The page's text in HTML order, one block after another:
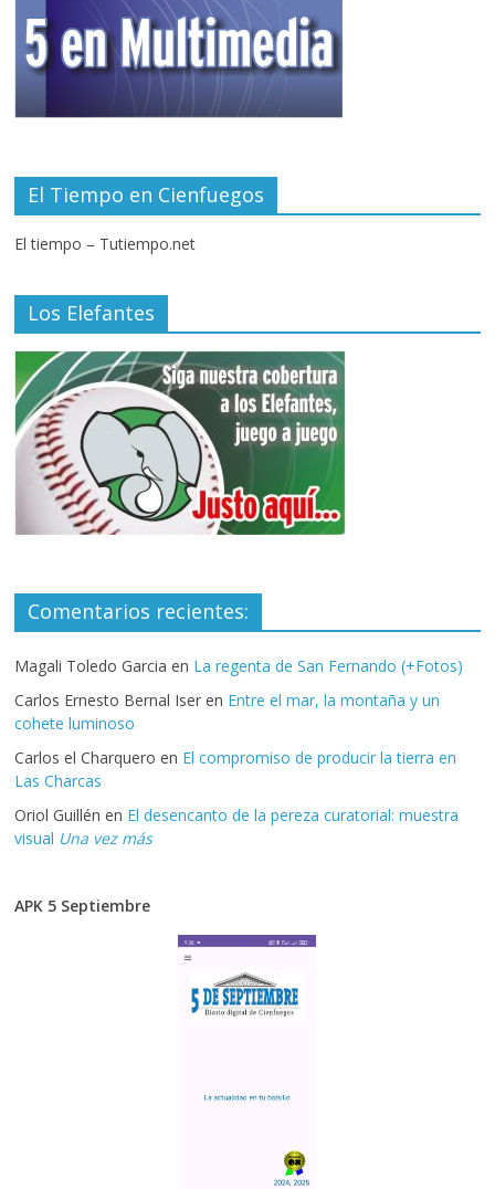
El Tiempo en Cienfuegos
El tiempo – Tutiempo.net
Los Elefantes
Comentarios recientes:
Magali Toledo Garcia en La regenta de San Fernando (+Fotos)
Carlos Ernesto Bernal Iser en Entre el mar, la montaña y un
cohete luminoso
Carlos el Charquero en El compromiso de producir la tierra en
Las Charcas
Oriol Guillén en El desencanto de la pereza curatorial: muestra
visual Una vez más
APK 5 Septiembre